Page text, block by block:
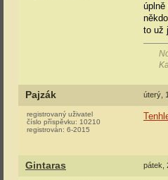
to už
Pajzák úterý,
registrovaný uživatel
číslo příspěvku: 10210
registrován: 6-2015
Gintaras pátek,